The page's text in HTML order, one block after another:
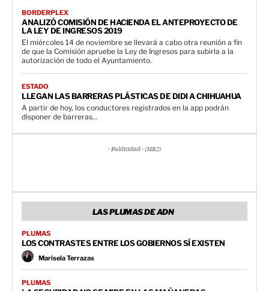
BORDERPLEX
ANALIZÓ COMISIÓN DE HACIENDA EL ANTEPROYECTO DE
LA LEY DE INGRESOS 2019
El miércoles 14 de noviembre se llevará a cabo otra reunión a fin
de que la Comisión apruebe la Ley de Ingresos para subirla a la
autorización de todo el Ayuntamiento.
ESTADO
LLEGAN LAS BARRERAS PLÁSTICAS DE DIDI A CHIHUAHUA
A partir de hoy, los conductores registrados en la app podrán
disponer de barreras...
- Publicidad - (MR2)
LAS PLUMAS DE ADN
PLUMAS
LOS CONTRASTES ENTRE LOS GOBIERNOS SÍ EXISTEN
Marisela Terrazas
PLUMAS